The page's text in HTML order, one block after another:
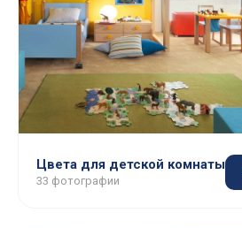
Цвета для детской комнаты
33 фотографии